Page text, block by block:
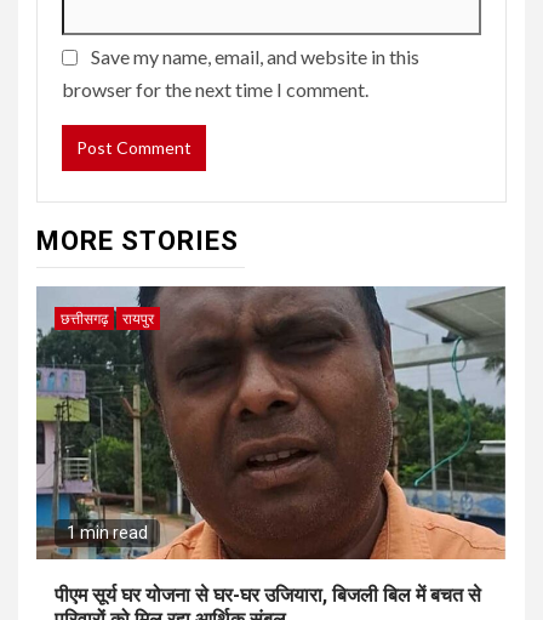
Save my name, email, and website in this
browser for the next time I comment.
MORE STORIES
छत्तीसगढ़ रायपुर
1 min read
पीएम सूर्य घर योजना से घर-घर उजियारा, बिजली बिल में बचत से